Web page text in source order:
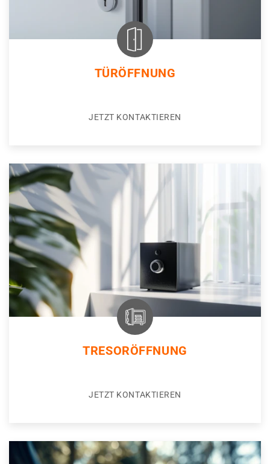
TÜRÖFFNUNG
JETZT KONTAKTIEREN
TRESORÖFFNUNG
JETZT KONTAKTIEREN